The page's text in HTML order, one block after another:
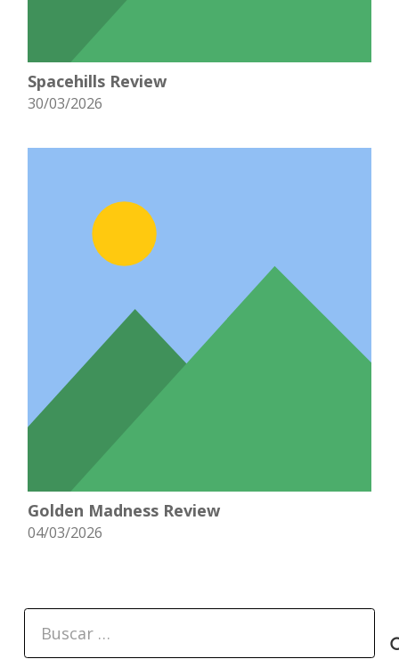
Spacehills Review
30/03/2026
Golden Madness Review
04/03/2026